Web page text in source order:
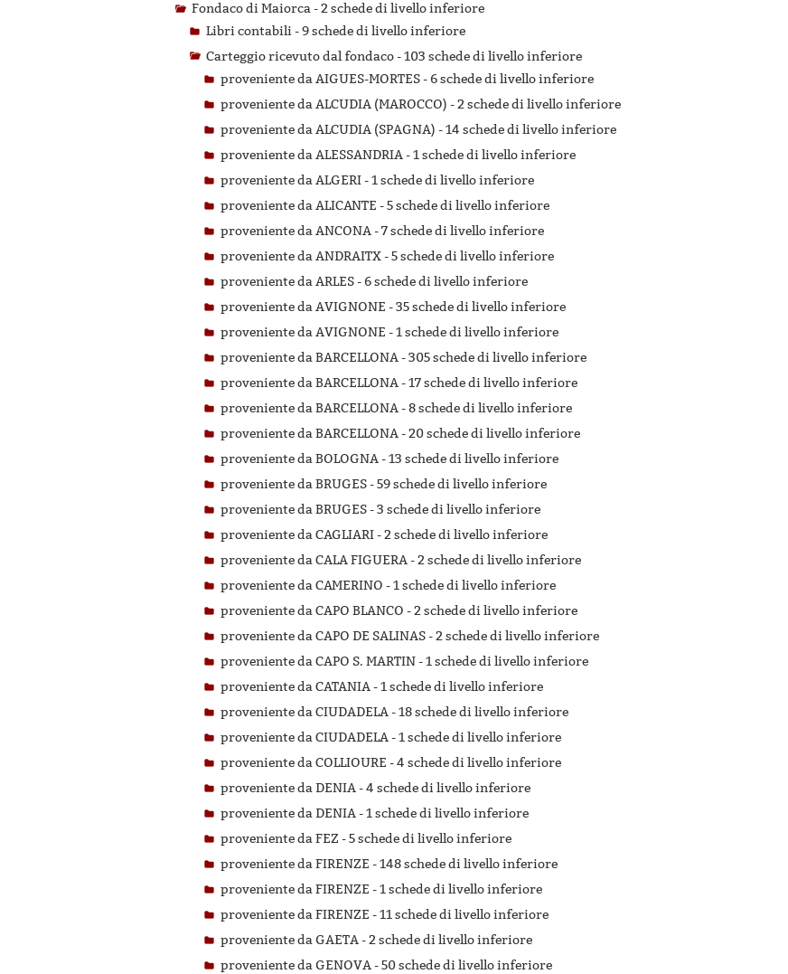
Fondaco di Maiorca -2 schede di livello inferiore
Libri contabili -9 schede di livello inferiore
Carteggio ricevuto dal fondaco -103 schede di livello inferiore
proveniente da AIGUES-MORTES -6 schede di livello inferiore
proveniente da ALCUDIA (MAROCCO) -2 schede di livello inferiore
proveniente da ALCUDIA (SPAGNA) -14 schede di livello inferiore
proveniente da ALESSANDRIA -1 schede di livello inferiore
proveniente da ALGERI -1 schede di livello inferiore
proveniente da ALICANTE -5 schede di livello inferiore
proveniente da ANCONA -7 schede di livello inferiore
proveniente da ANDRAITX -5 schede di livello inferiore
proveniente da ARLES -6 schede di livello inferiore
proveniente da AVIGNONE -35 schede di livello inferiore
proveniente da AVIGNONE -1 schede di livello inferiore
proveniente da BARCELLONA -305 schede di livello inferiore
proveniente da BARCELLONA -17 schede di livello inferiore
proveniente da BARCELLONA -8 schede di livello inferiore
proveniente da BARCELLONA -20 schede di livello inferiore
proveniente da BOLOGNA -13 schede di livello inferiore
proveniente da BRUGES -59 schede di livello inferiore
proveniente da BRUGES -3 schede di livello inferiore
proveniente da CAGLIARI -2 schede di livello inferiore
proveniente da CALA FIGUERA -2 schede di livello inferiore
proveniente da CAMERINO -1 schede di livello inferiore
proveniente da CAPO BLANCO -2 schede di livello inferiore
proveniente da CAPO DE SALINAS -2 schede di livello inferiore
proveniente da CAPO S. MARTIN -1 schede di livello inferiore
proveniente da CATANIA -1 schede di livello inferiore
proveniente da CIUDADELA -18 schede di livello inferiore
proveniente da CIUDADELA -1 schede di livello inferiore
proveniente da COLLIOURE -4 schede di livello inferiore
proveniente da DENIA -4 schede di livello inferiore
proveniente da DENIA -1 schede di livello inferiore
proveniente da FEZ -5 schede di livello inferiore
proveniente da FIRENZE -148 schede di livello inferiore
proveniente da FIRENZE -1 schede di livello inferiore
proveniente da FIRENZE -11 schede di livello inferiore
proveniente da GAETA -2 schede di livello inferiore
proveniente da GENOVA -50 schede di livello inferiore